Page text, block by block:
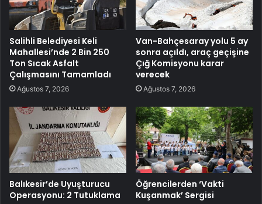
Salihli Belediyesi Keli
Mahallesi’nde 2 Bin 250
Ton Sıcak Asfalt
Çalışmasını Tamamladı
Ağustos 7, 2026
Van-Bahçesaray yolu 5 ay
sonra açıldı, araç geçişine
Çığ Komisyonu karar
verecek
Ağustos 7, 2026
Balıkesir’de Uyuşturucu
Operasyonu: 2 Tutuklama
Öğrencilerden ‘Vakti
Kuşanmak’ Sergisi